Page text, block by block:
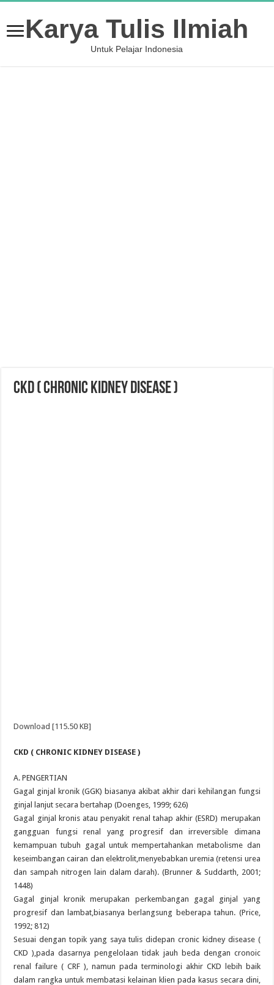
Karya Tulis Ilmiah
Untuk Pelajar Indonesia
CKD ( CHRONIC KIDNEY DISEASE )
Download [115.50 KB]
CKD ( CHRONIC KIDNEY DISEASE )
A. PENGERTIAN
Gagal ginjal kronik (GGK) biasanya akibat akhir dari kehilangan fungsi
ginjal lanjut secara bertahap (Doenges, 1999; 626)
Gagal ginjal kronis atau penyakit renal tahap akhir (ESRD) merupakan
gangguan fungsi renal yang progresif dan irreversible dimana
kemampuan tubuh gagal untuk mempertahankan metabolisme dan
keseimbangan cairan dan elektrolit,menyebabkan uremia (retensi urea
dan sampah nitrogen lain dalam darah). (Brunner & Suddarth, 2001;
1448)
Gagal ginjal kronik merupakan perkembangan gagal ginjal yang
progresif dan lambat,biasanya berlangsung beberapa tahun. (Price,
1992; 812)
Sesuai dengan topik yang saya tulis didepan cronic kidney disease (
CKD ),pada dasarnya pengelolaan tidak jauh beda dengan cronoic
renal failure ( CRF ), namun pada terminologi akhir CKD lebih baik
dalam rangka untuk membatasi kelainan klien pada kasus secara dini,